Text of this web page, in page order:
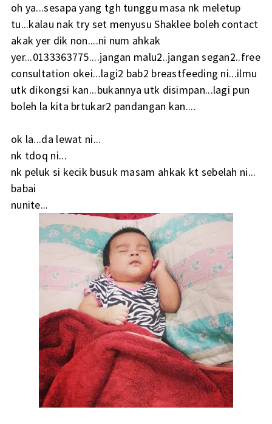
oh ya...sesapa yang tgh tunggu masa nk meletup
tu...kalau nak try set menyusu Shaklee boleh contact
akak yer dik non....ni num ahkak
yer...0133363775....jangan malu2..jangan segan2..free
consultation okei...lagi2 bab2 breastfeeding ni...ilmu
utk dikongsi kan...bukannya utk disimpan...lagi pun
boleh la kita brtukar2 pandangan kan....
ok la...da lewat ni...
nk tdoq ni...
nk peluk si kecik busuk masam ahkak kt sebelah ni...
babai
nunite...